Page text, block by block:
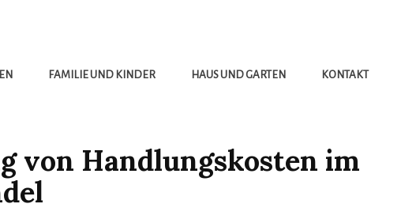
FAMILIE UND KINDER HAUS UND GARTEN KONTAKT
von Handlungskosten im